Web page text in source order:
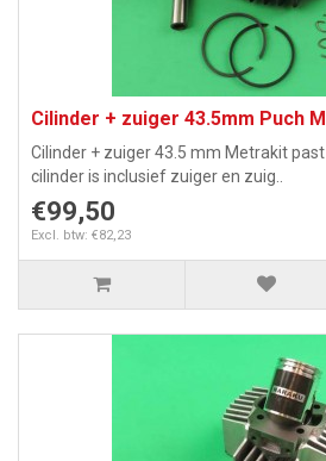
Cilinder + zuiger 43.5mm Puch
Cilinder + zuiger 43.5 mm Metrakit
cilinder is inclusief zuiger en zuig..
€99,50
Excl. btw: €82,23